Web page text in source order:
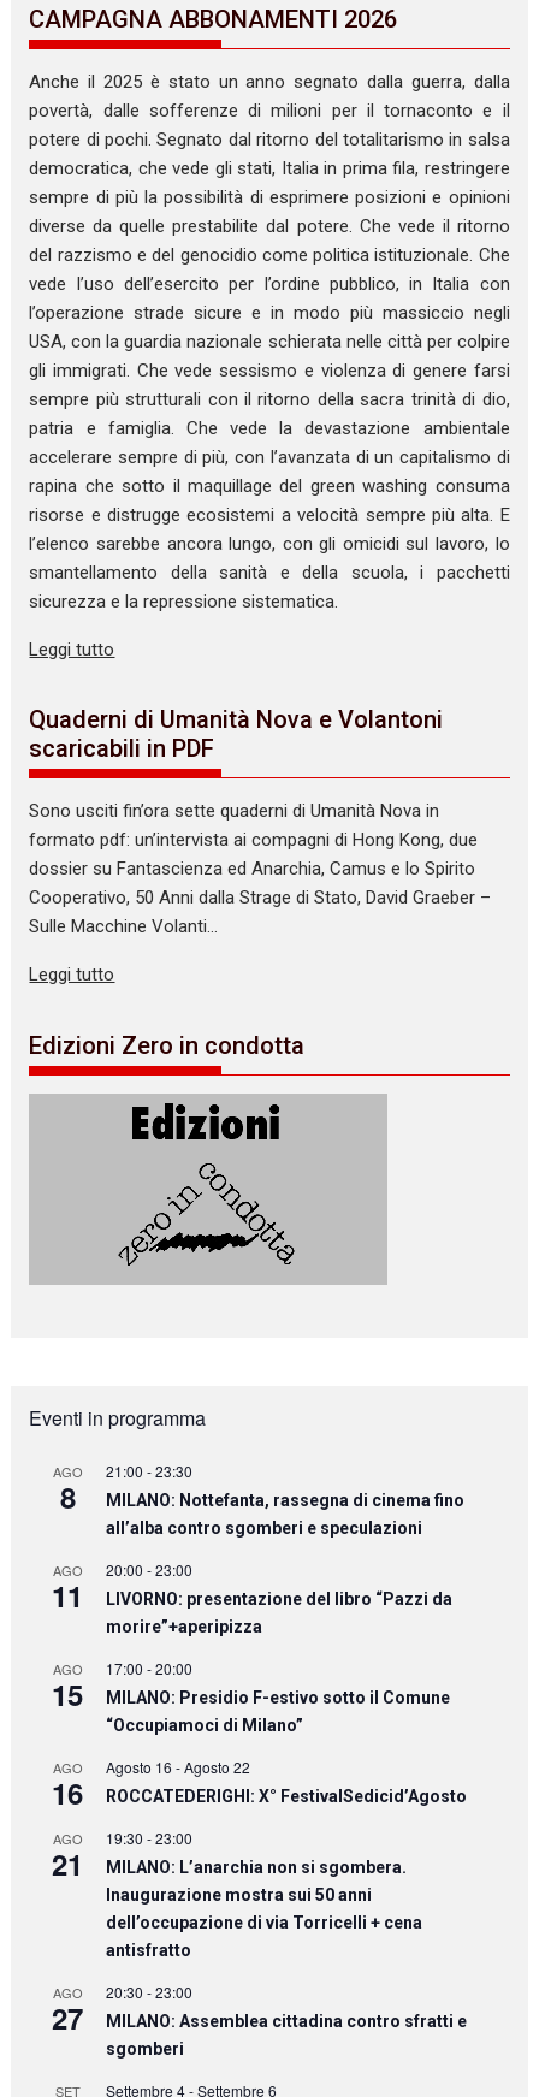
CAMPAGNA ABBONAMENTI 2026
Anche il 2025 è stato un anno segnato dalla guerra, dalla
povertà, dalle sofferenze di milioni per il tornaconto e il
potere di pochi. Segnato dal ritorno del totalitarismo in salsa
democratica, che vede gli stati, Italia in prima fila, restringere
sempre di più la possibilità di esprimere posizioni e opinioni
diverse da quelle prestabilite dal potere. Che vede il ritorno
del razzismo e del genocidio come politica istituzionale. Che
vede l’uso dell’esercito per l’ordine pubblico, in Italia con
l’operazione strade sicure e in modo più massiccio negli
USA, con la guardia nazionale schierata nelle città per colpire
gli immigrati. Che vede sessismo e violenza di genere farsi
sempre più strutturali con il ritorno della sacra trinità di dio,
patria e famiglia. Che vede la devastazione ambientale
accelerare sempre di più, con l’avanzata di un capitalismo di
rapina che sotto il maquillage del green washing consuma
risorse e distrugge ecosistemi a velocità sempre più alta. E
l’elenco sarebbe ancora lungo, con gli omicidi sul lavoro, lo
smantellamento della sanità e della scuola, i pacchetti
sicurezza e la repressione sistematica.
Leggi tutto
Quaderni di Umanità Nova e Volantoni
scaricabili in PDF
Sono usciti fin’ora sette quaderni di Umanità Nova in
formato pdf: un’intervista ai compagni di Hong Kong, due
dossier su Fantascienza ed Anarchia, Camus e lo Spirito
Cooperativo, 50 Anni dalla Strage di Stato, David Graeber –
Sulle Macchine Volanti…
Leggi tutto
Edizioni Zero in condotta
Eventi in programma
AGO
8
21:00 -23:30
MILANO: Nottefanta, rassegna di cinema fino
all’alba contro sgomberi e speculazioni
AGO
11
20:00 -23:00
LIVORNO: presentazione del libro “Pazzi da
morire”+aperipizza
AGO
15
17:00 -20:00
MILANO: Presidio F-estivo sotto il Comune
“Occupiamoci di Milano”
AGO
16
Agosto 16 -Agosto 22
ROCCATEDERIGHI: X° FestivalSedicid’Agosto
AGO
21
19:30 -23:00
MILANO: L’anarchia non si sgombera.
Inaugurazione mostra sui 50 anni
dell’occupazione di via Torricelli + cena
antisfratto
AGO
27
20:30 -23:00
MILANO: Assemblea cittadina contro sfratti e
sgomberi
SET Settembre 4-Settembre 6